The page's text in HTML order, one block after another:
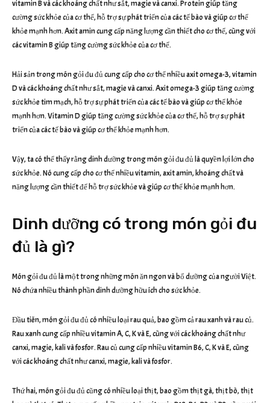
vitamin B và các khoáng chất như sắt, magie và canxi. Protein giúp tăng
cường sức khỏe của cơ thể, hỗ trợ sự phát triển của các tế bào và giúp cơ thể
khỏe mạnh hơn. Axit amin cung cấp năng lượng cần thiết cho cơ thể, cùng với
các vitamin B giúp tăng cường sức khỏe của cơ thể.
Hải sản trong món gỏi đu đủ cung cấp cho cơ thể nhiều axit omega-3, vitamin
D và các khoáng chất như sắt, magie và canxi. Axit omega-3 giúp tăng cường
sức khỏe tim mạch, hỗ trợ sự phát triển của các tế bào và giúp cơ thể khỏe
mạnh hơn. Vitamin D giúp tăng cường sức khỏe của cơ thể, hỗ trợ sự phát
triển của các tế bào và giúp cơ thể khỏe mạnh hơn.
Vậy, ta có thể thấy rằng dinh dưỡng trong món gỏi đu đủ là quyền lợi lớn cho
sức khỏe. Nó cung cấp cho cơ thể nhiều vitamin, axit amin, khoáng chất và
năng lượng cần thiết để hỗ trợ sức khỏe và giúp cơ thể khỏe mạnh hơn.
Dinh dưỡng có trong món gỏi đu
đủ là gì?
Món gỏi đu đủ là một trong những món ăn ngon và bổ dưỡng của người Việt.
Nó chứa nhiều thành phần dinh dưỡng hữu ích cho sức khỏe.
Đầu tiên, món gỏi đu đủ có nhiều loại rau quả, bao gồm cả rau xanh và rau củ.
Rau xanh cung cấp nhiều vitamin A, C, K và E, cùng với các khoáng chất như
canxi, magie, kali và fosfor. Rau củ cung cấp nhiều vitamin B6, C, K và E, cùng
với các khoáng chất như canxi, magie, kali và fosfor.
Thứ hai, món gỏi đu đủ cũng có nhiều loại thịt, bao gồm thịt gà, thịt bò, thịt